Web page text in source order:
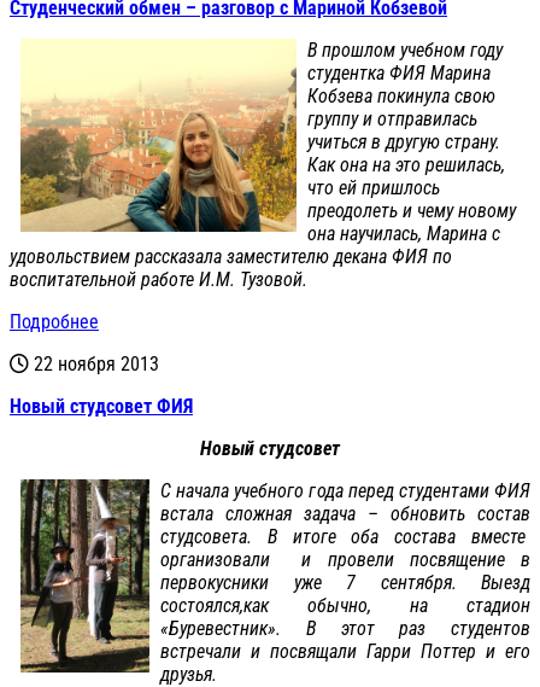
Студенческий обмен – разговор с Мариной Кобзевой
В прошлом учебном году
студентка ФИЯ Марина
Кобзева покинула свою
группу и отправилась
учиться в другую страну.
Как она на это решилась,
что ей пришлось
преодолеть и чему новому
она научилась, Марина с
удовольствием рассказала заместителю декана ФИЯ по
воспитательной работе И.М. Тузовой.
Подробнее
22 ноября 2013
Новый студсовет ФИЯ
Новый студсовет
С начала учебного года перед студентами ФИЯ
встала сложная задача – обновить состав
студсовета. В итоге оба состава вместе
организовали и провели посвящение в
первокусники уже 7 сентября. Выезд
состоялся,как обычно, на стадион
«Буревестник». В этот раз студентов
встречали и посвящали Гарри Поттер и его
друзья.